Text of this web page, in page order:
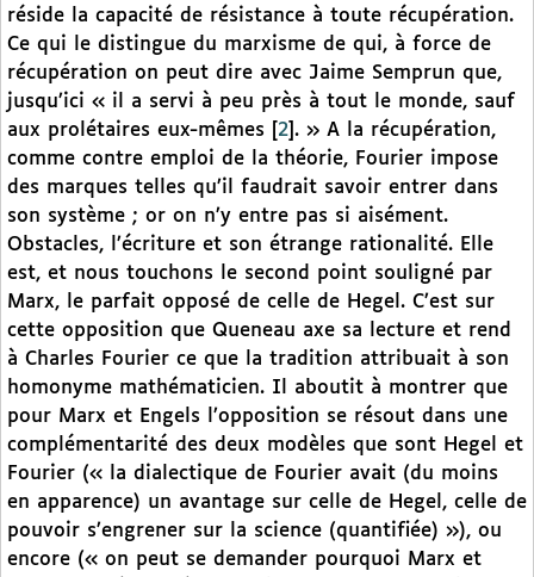
réside la capacité de résistance à toute récupération.
Ce qui le distingue du marxisme de qui, à force de
récupération on peut dire avec Jaime Semprun que,
jusqu’ici « il a servi à peu près à tout le monde, sauf
aux prolétaires eux-mêmes
2 . » A la récupération,
comme contre emploi de la théorie, Fourier impose
des marques telles qu’il faudrait savoir entrer dans
son système ; or on n’y entre pas si aisément.
Obstacles, l’écriture et son étrange rationalité. Elle
est, et nous touchons le second point souligné par
Marx, le parfait opposé de celle de Hegel. C’est sur
cette opposition que Queneau axe sa lecture et rend
à Charles Fourier ce que la tradition attribuait à son
homonyme mathématicien. Il aboutit à montrer que
pour Marx et Engels l’opposition se résout dans une
complémentarité des deux modèles que sont Hegel et
Fourier (« la dialectique de Fourier avait (du moins
en apparence) un avantage sur celle de Hegel, celle de
pouvoir s’engrener sur la science (quantifiée) »), ou
encore (« on peut se demander pourquoi Marx et